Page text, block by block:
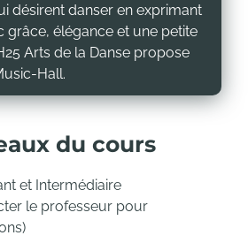
désirent danser en exprimant
grâce, élégance et une petite
Arts de la Danse propose
Hall.
du cours
et Intermédiaire
le professeur pour